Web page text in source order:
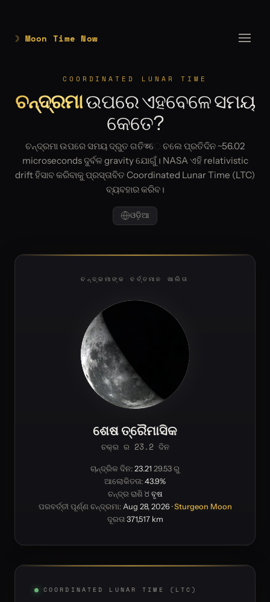
☽ Moon Time Now
COORDINATED LUNAR TIME
ଚନ୍ଦ୍ରମାଉପରେ ଏହବେଳେ ସମୟ
କେତେ?
ଚନ୍ଦ୍ରମା ଉପରେ ସମୟ ଦ୍ରୁତ ଗତିতେ ଚଲେ ପ୍ରତିଦିନ ~56.02
microseconds ଦୁର୍ବଳ gravity ଯୋଗୁଁ। NASA ଏହି relativistic
drift ହିସାବ କରିବାକୁ ପ୍ରସ୍ତାବିତ Coordinated Lunar Time (LTC)
ବ୍ୟବହାର କରିବ।
ଓଡ଼ିଆ
ଚନ୍ଦ୍ରମାଙ୍କ ବର୍ତ୍ତମାନ ଖାଲିତା
ଶେଷ ତ୍ରୈମାସିକ
ଚକ୍ର ର 23.2 ଦିନ
ଚାନ୍ଦ୍ରିକ ଦିନ: 23.21 29.53 ରୁ
ଆଲୋକିତତା: 43.9%
ଚନ୍ଦ୍ର ରାଶି ♉ ବୃଷ
ପରବର୍ତ୍ତୀ ପୂର୍ଣ୍ଣ ଚନ୍ଦ୍ରମା: Aug 28, 2026·Sturgeon Moon
ଦୂରତା 371,517 km
COORDINATED LUNAR TIME (LTC)